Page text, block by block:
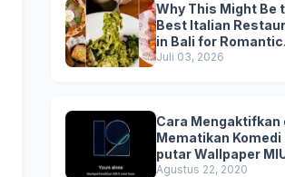
Why This Might Be
Best Italian
in Bali for Romantic
Dinner, Family
Juli 03, 2026
Cara Mengaktifkan
Mematikan Komedi
putar Wallpaper
Agustus 22, 2020